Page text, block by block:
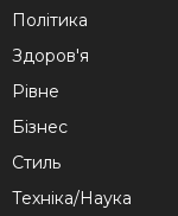
Політика
Здоров'я
Рівне
Бізнес
Стиль
Техніка/Наука